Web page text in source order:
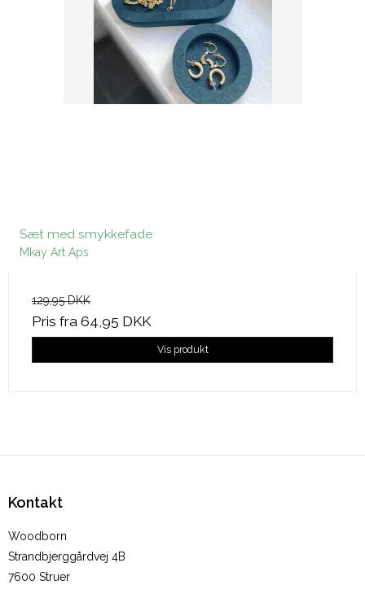
Sæt med smykkefade
Mkay Art Aps
129,95 DKK
Pris fra 64,95 DKK
Vis produkt
Kontakt
Woodborn
Strandbjerggårdvej 4B
7600 Struer